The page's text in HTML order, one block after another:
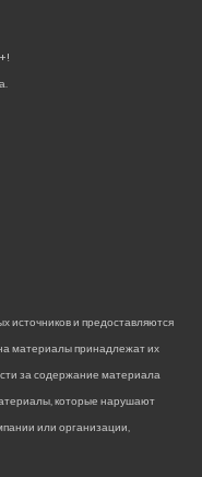
источников и предоставляются
материалы принадлежат их
за содержание материала
которые нарушают
или организации,